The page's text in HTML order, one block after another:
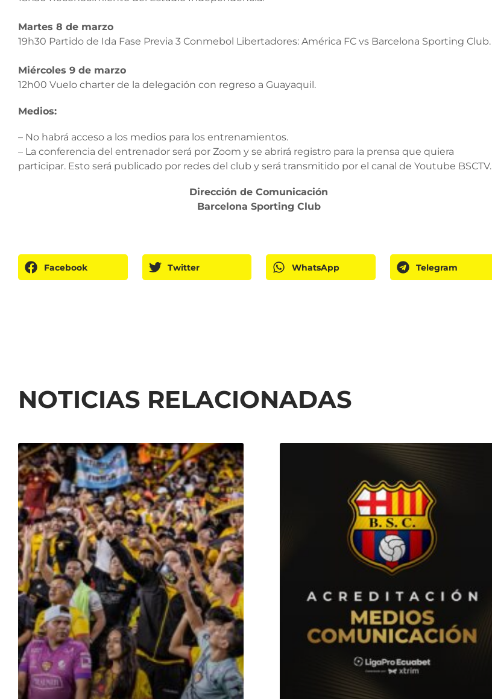
Martes 8 de marzo
19h30 Partido de Ida Fase Previa 3 Conmebol Libertadores: América FC vs Barcelona Sporting Club.
Miércoles 9 de marzo
12h00 Vuelo charter de la delegación con regreso a Guayaquil.
Medios:
– No habrá acceso a los medios para los entrenamientos.
– La conferencia del entrenador será por Zoom y se abrirá registro para la prensa que quiera
participar. Esto será publicado por redes del club y será transmitido por el canal de Youtube BSCTV.
Dirección de Comunicación
Barcelona Sporting Club
Facebook Twitter WhatsApp Telegram
NOTICIAS RELACIONADAS